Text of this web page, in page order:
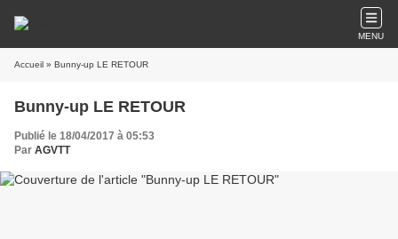
MENU
Accueil » Bunny-up LE RETOUR
Bunny-up LE RETOUR
Publié le 18/04/2017 à 05:53
Par AGVTT